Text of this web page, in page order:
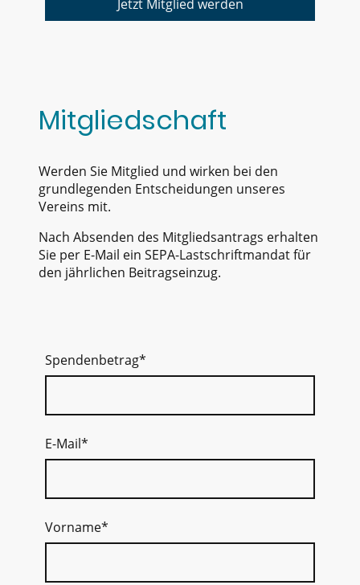
Jetzt Mitglied werden
Mitgliedschaft
Werden Sie Mitglied und wirken bei den
grundlegenden Entscheidungen unseres
Vereins mit.
Nach Absenden des Mitgliedsantrags erhalten
Sie per E-Mail ein SEPA-Lastschriftmandat für
den jährlichen Beitragseinzug.
Spendenbetrag*
E-Mail*
Vorname*